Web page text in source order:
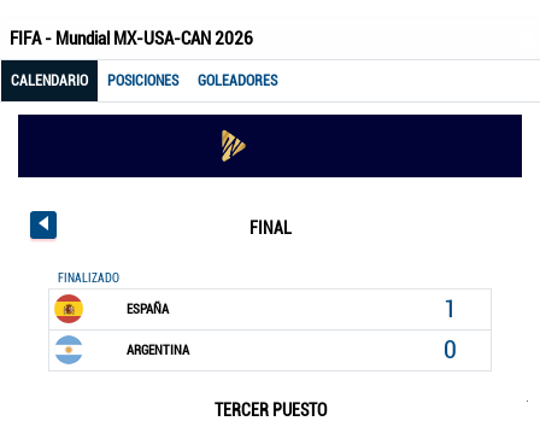
FIFA - Mundial MX-USA-CAN 2026
CALENDARIO POSICIONES GOLEADORES
FINAL
FINALIZADO
ESPAÑA 1
ARGENTINA 0
TERCER PUESTO